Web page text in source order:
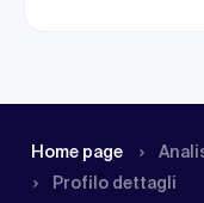
Home page
Profilo dettagli